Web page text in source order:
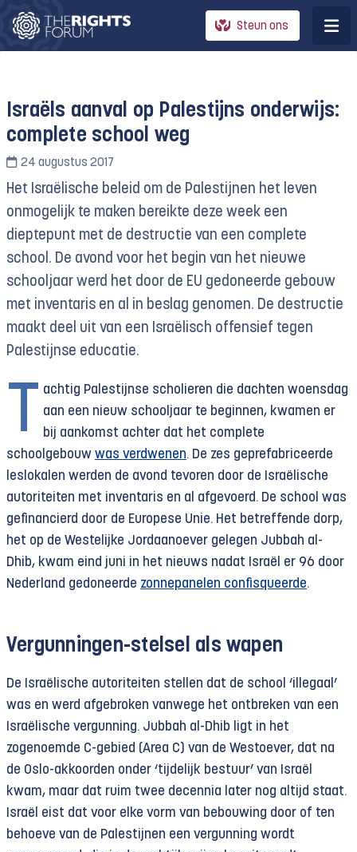
Steun ons
Israëls aanval op Palestijns onderwijs:
complete school weg
24 augustus 2017
Het Israëlische beleid om de Palestijnen het leven
onmogelijk te maken bereikte deze week een
dieptepunt met de destructie van een complete
school. De avond voor het begin van het nieuwe
schooljaar werd het door de EU gedoneerde gebouw
met inventaris en al in beslag genomen. De destructie
maakt deel uit van een Israëlisch offensief tegen
Palestijnse educatie.
T
achtig Palestijnse scholieren die dachten woensdag
aan een nieuw schooljaar te beginnen, kwamen er
bij aankomst achter dat het complete
schoolgebouw was verdwenen. De zes geprefabriceerde
leslokalen werden de avond tevoren door de Israëlische
autoriteiten met inventaris en al afgevoerd. De school was
gefinancierd door de Europese Unie. Het betreffende dorp,
het op de Westelijke Jordaanoever gelegen Jubbah al-
Dhib, kwam eind juni in het nieuws nadat Israël er 96 door
Nederland gedoneerde zonnepanelen confisqueerde.
Vergunningen-stelsel als wapen
De Israëlische autoriteiten stellen dat de school ‘illegaal’
was en werd afgebroken vanwege het ontbreken van een
Israëlische vergunning. Jubbah al-Dhib ligt in het
zogenoemde C-gebied (Area C) van de Westoever, dat na
de Oslo-akkoorden onder ‘tijdelijk bestuur’ van Israël
kwam, maar dat ruim twee decennia later nog altijd staat.
Israël eist dat voor elke vorm van bebouwing door of ten
behoeve van de Palestijnen een vergunning wordt